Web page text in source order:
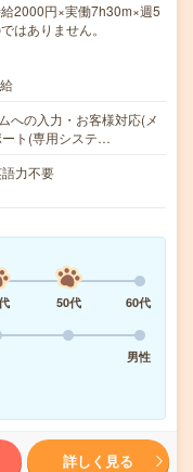
2000円×実働7h30m×週5
はありません。
への入力・お客様対応(メ
ート(専用システ…
力不要
50代
60代
男性
詳しく見る